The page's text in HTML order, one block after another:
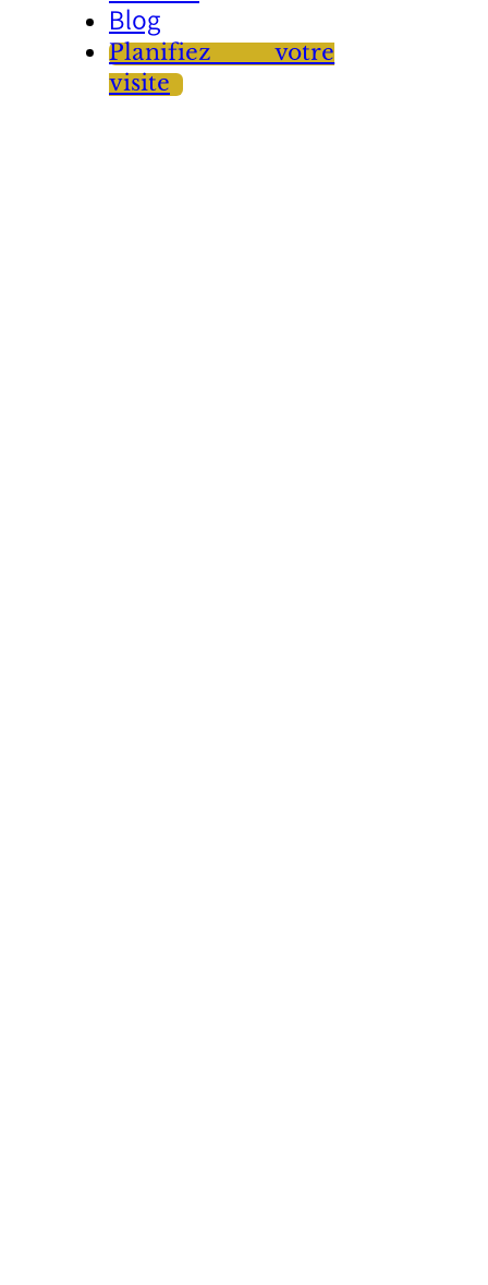
Blog
Planifiez votre
visite